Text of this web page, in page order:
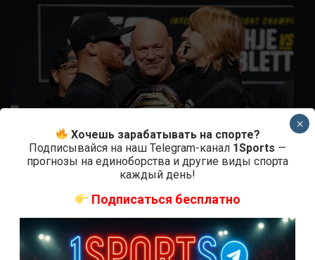
Прогноз на бой Гэтжи — Пимблетт на UFC 324:
коэффициенты
Хочешь зарабатывать на спорте?
Подписывайся на наш Telegram-канал 1Sports —
прогнозы на единоборства и другие виды спорта
каждый день!
Подписаться бесплатно
×